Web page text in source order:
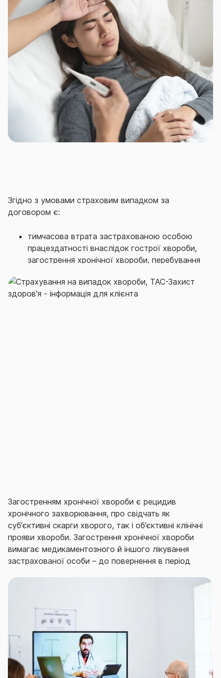
Насправді – так.
Наприклад, заздалегідь подбавши про укладення
відповідного договору страхування.
Договір страхування здоров’я на випадок хвороби
від СГ «ТАС» – ефективний захист на випадок
непередбачуваних витрат в разі виникнення
хвороби, втрати працездатності чи смерті ваших
співробітнииків.
Згідно з умовами страховим випадком за
договором є:
тимчасова втрата застрахованою особою
працездатності внаслідок гострої хвороби,
загострення хронічної хвороби, перебування
лікуванні, що вимагає консервативного
лікування;
розладу здоров’я людини чи погрожувати її життю.
Загостренням хронічної хвороби є рецидив
хронічного захворювання, про свідчать як
суб’єктивні скарги хворого, так і об’єктивні клінічні
прояви хвороби. Загострення хронічної хвороби
вимагає медикаментозного й іншого лікування
застрахованої особи – до повернення в період
здоров’я на випадок хвороби в СГ «ТАС» варто
відзначити наступні:
виплата за договором страхування від
нещасних випадків здійснюється за самим
фактом хвороби, втрати працездатності чи